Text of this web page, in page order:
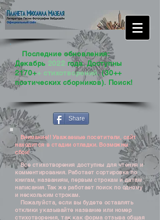
Последние обновления:
Декабрь2022 года. Доступны
2170++ стихотворений. (30++
поэтических сборников). Поиск!
Share
Внимание!! Уважаемые посетители, сайт
находится в стадии отладки. Возможны
сбои!
Все стихотворения доступны для чтения и
комментирования. Работает сортировка по
книгам, названиям, первым строкам и датам
написания. Так же работает поиск по одному
и нескольким строкам.
Пожалуйста, если вы будете оставлять
отклики указывайте название или номер
стихотворения, так как форма отзыва общая